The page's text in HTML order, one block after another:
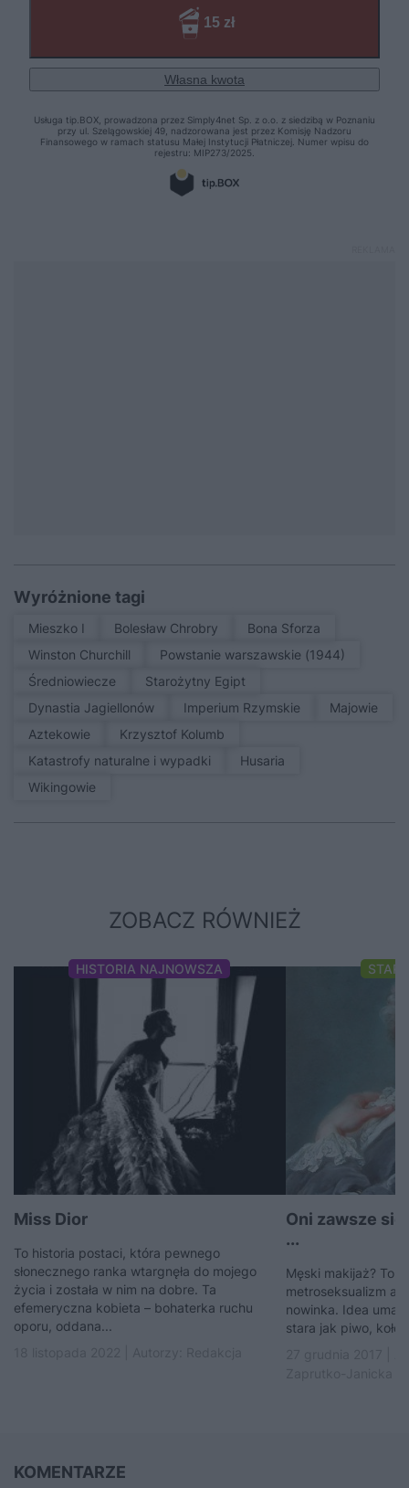
Wyróżnione tagi
Mieszko I Bolesław Chrobry
Bona Sforza
Winston Churchill
Powstanie warszawskie (1944)
średniowiecze
Starożytny Egipt
Dynastia Jagiellonów
Imperium Rzymskie
Majowie
Aztekowie
Krzysztof Kolumb
Katastrofy naturalne i wypadki
Husaria
Wikingowie
ZOBACZ RÓWNIEŻ
HISTORIA NAJNOWSZA
Miss Dior
To historia postaci, która pewnego
słonecznego ranka wtargnęła do mojego
życia i została w nim na dobre. Ta
efemeryczna kobieta – bohaterka ruchu
oporu, oddana...
Oni zawsze
...
Męski makijaż? To
metroseksualizm
nowinka. Idea
stara jak piwo, koło
KOMENTARZE